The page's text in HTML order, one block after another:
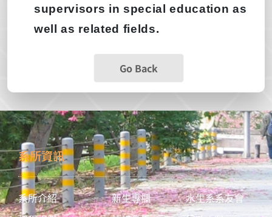
supervisors in special education as
well as related fields.
Go Back
系所資訊
系所介紹
新生專欄
水生系系友會